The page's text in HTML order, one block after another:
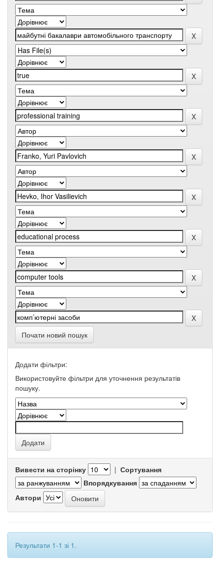
Почати новий пошук
Додати фільтри:
Використовуйте фільтри для уточнення результатів
пошуку.
Вивести на сторінку | Сортування
Впорядкування
Автори
Результати 1-1 зі 1.